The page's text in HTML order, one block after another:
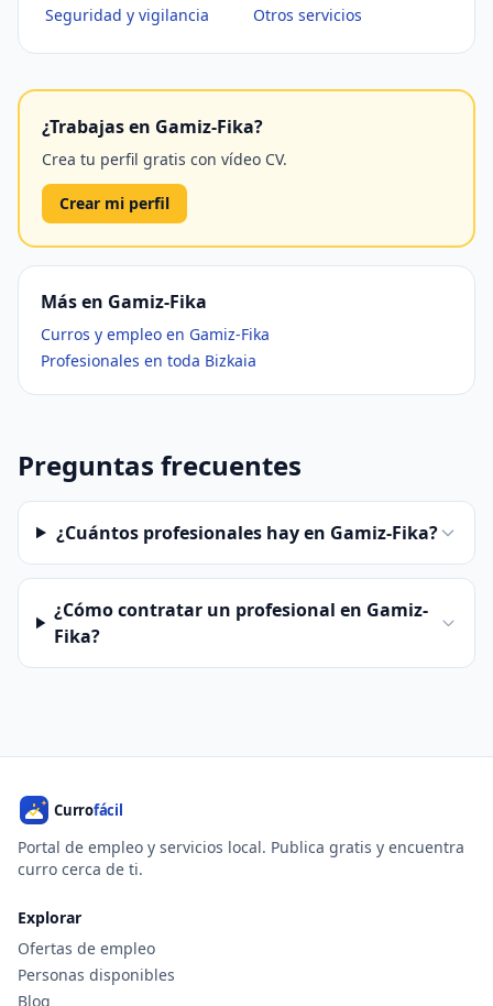
Seguridad y vigilancia
Otros servicios
¿Trabajas en Gamiz-Fika?
Crea tu perfil gratis con vídeo CV.
Crear mi perfil
Más en Gamiz-Fika
Curros y empleo en Gamiz-Fika
Profesionales en toda Bizkaia
Preguntas frecuentes
¿Cuántos profesionales hay en Gamiz-Fika?
¿Cómo contratar un profesional en Gamiz-
Fika?
Portal de empleo y servicios local. Publica gratis y encuentra
curro cerca de ti.
Explorar
Ofertas de empleo
Personas disponibles
Blog